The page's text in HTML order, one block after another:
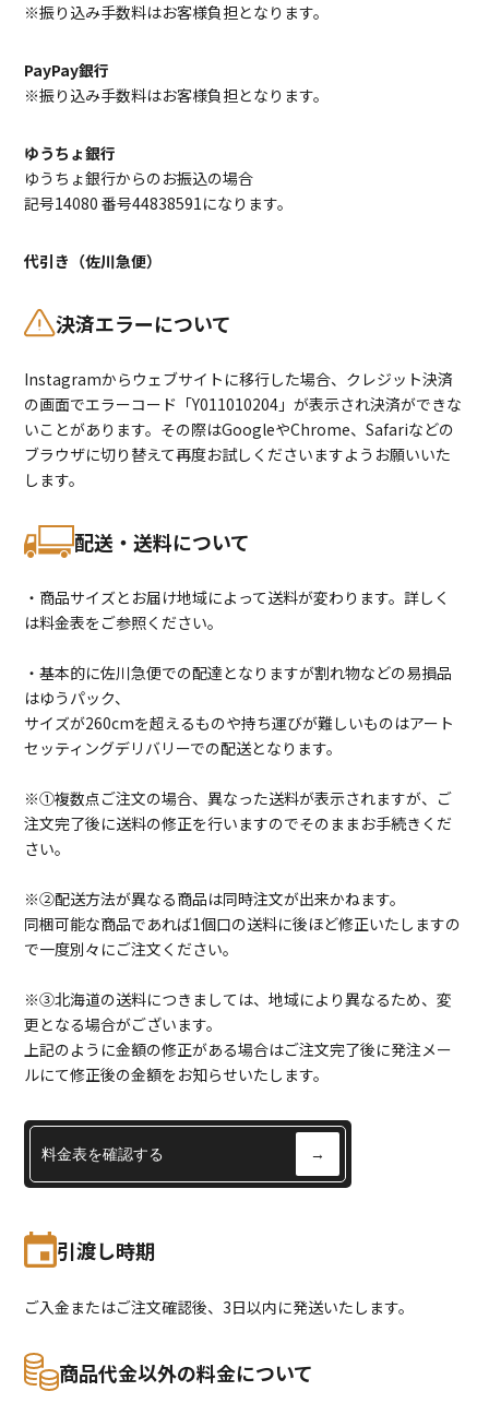
※振り込み手数料はお客様負担となります。
PayPay銀行
※振り込み手数料はお客様負担となります。
ゆうちょ銀行
ゆうちょ銀行からのお振込の場合
記号14080 番号44838591になります。
代引き（佐川急便）
決済エラーについて
Instagramからウェブサイトに移行した場合、クレジット決済
の画面でエラーコード「Y011010204」が表示され決済ができな
いことがあります。その際はGoogleやChrome、Safariなどの
ブラウザに切り替えて再度お試しくださいますようお願いいた
します。
配送・送料について
・商品サイズとお届け地域によって送料が変わります。詳しく
は料金表をご参照ください。
・基本的に佐川急便での配達となりますが割れ物などの易損品
はゆうパック、
サイズが260cmを超えるものや持ち運びが難しいものはアート
セッティングデリバリーでの配送となります。
※①複数点ご注文の場合、異なった送料が表示されますが、ご
注文完了後に送料の修正を行いますのでそのままお手続きくだ
さい。
※②配送方法が異なる商品は同時注文が出来かねます。
同梱可能な商品であれば1個口の送料に後ほど修正いたしますの
で一度別々にご注文ください。
※③北海道の送料につきましては、地域により異なるため、変
更となる場合がございます。
上記のように金額の修正がある場合はご注文完了後に発注メー
ルにて修正後の金額をお知らせいたします。
料金表を確認する →
引渡し時期
ご入金またはご注文確認後、3日以内に発送いたします。
商品代金以外の料金について